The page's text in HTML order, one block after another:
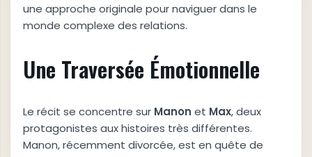
une approche originale pour naviguer dans le
monde complexe des relations.
Une Traversée Émotionnelle
Le récit se concentre sur Manon et Max, deux
protagonistes aux histoires très différentes.
Manon, récemment divorcée, est en quête de